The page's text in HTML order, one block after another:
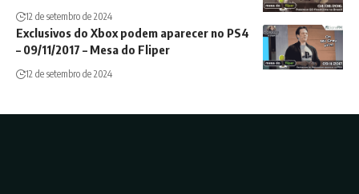
12 de setembro de 2024
Exclusivos do Xbox podem aparecer no PS4
– 09/11/2017 – Mesa do Fliper
12 de setembro de 2024